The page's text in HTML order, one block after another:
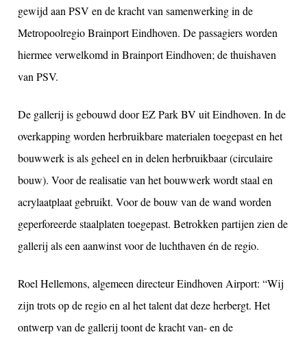
gewijd aan PSV en de kracht van samenwerking in de
Metropoolregio Brainport Eindhoven. De passagiers worden
hiermee verwelkomd in Brainport Eindhoven; de thuishaven
van PSV.
De gallerij is gebouwd door EZ Park BV uit Eindhoven. In de
overkapping worden herbruikbare materialen toegepast en het
bouwwerk is als geheel en in delen herbruikbaar (circulaire
bouw). Voor de realisatie van het bouwwerk wordt staal en
acrylaatplaat gebruikt. Voor de bouw van de wand worden
geperforeerde staalplaten toegepast. Betrokken partijen zien de
gallerij als een aanwinst voor de luchthaven én de regio.
Roel Hellemons, algemeen directeur Eindhoven Airport: “Wij
zijn trots op de regio en al het talent dat deze herbergt. Het
ontwerp van de gallerij toont de kracht van- en de